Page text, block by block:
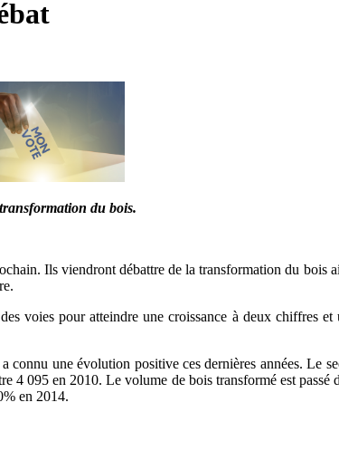
du bois.
Ils viendront débattre de la transformation du bois
voies pour atteindre une croissance à deux chiffres
une évolution positive ces dernières années. Le
095 en 2010. Le volume de bois transformé est
en 2014.